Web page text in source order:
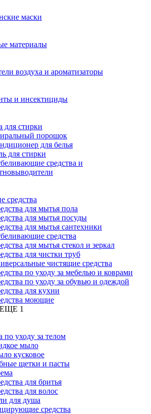
маски
материалы
воздуха и ароматизаторы
и инсектициды
для стирки
порошок
для белья
для стирки
средства и
средства
для мытья пола
для мытья посуды
для мытья сантехники
средства
для мытья стекол и зеркал
для чистки труб
чистящие средства
по уходу за мебелью и коврами
по уходу за обувью и одеждой
для кухни
моющие
1
по уходу за телом
мыло
кусковое
щетки и пасты
для бритья
для волос
для душа
средства